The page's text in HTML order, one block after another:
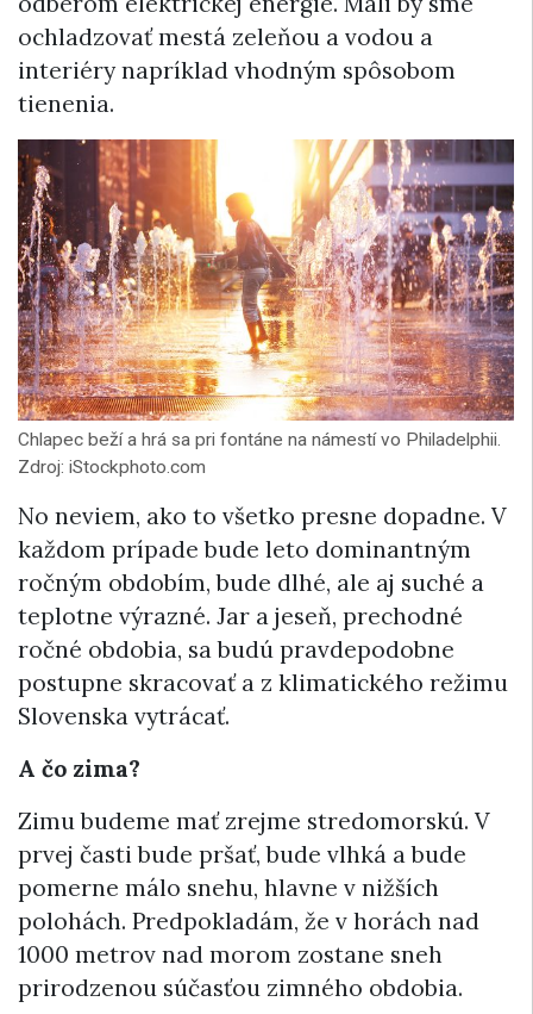
ochladzovať mestá zeleňou a vodou a
interiéry napríklad vhodným spôsobom
tienenia.
Chlapec beží a hrá sa pri fontáne na námestí vo Philadelphii.
Zdroj: iStockphoto.com
No neviem, ako to všetko presne dopadne. V
každom prípade bude leto dominantným
ročným obdobím, bude dlhé, ale aj suché a
teplotne výrazné. Jar a jeseň, prechodné
ročné obdobia, sa budú pravdepodobne
postupne skracovať a z klimatického režimu
Slovenska vytrácať.
A čo zima?
Zimu budeme mať zrejme stredomorskú. V
prvej časti bude pršať, bude vlhká a bude
pomerne málo snehu, hlavne v nižších
polohách. Predpokladám, že v horách nad
1000 metrov nad morom zostane sneh
prirodzenou súčasťou zimného obdobia.